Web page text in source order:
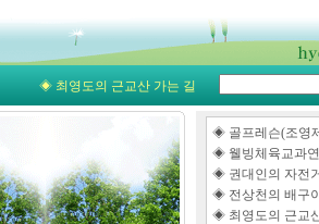
◈ 최영도의 근교산 가는 길
◈ 골프레슨(조영
◈ 웰빙체육교과
◈ 권대인의 자전
◈ 전상천의 배구
◈ 최영도의 근교